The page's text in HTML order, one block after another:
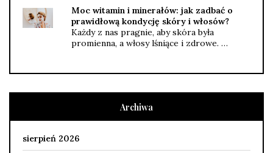
Moc witamin i minerałów: jak zadbać o
prawidłową kondycję skóry i włosów?
Każdy z nas pragnie, aby skóra była
promienna, a włosy lśniące i zdrowe. …
Archiwa
sierpień 2026